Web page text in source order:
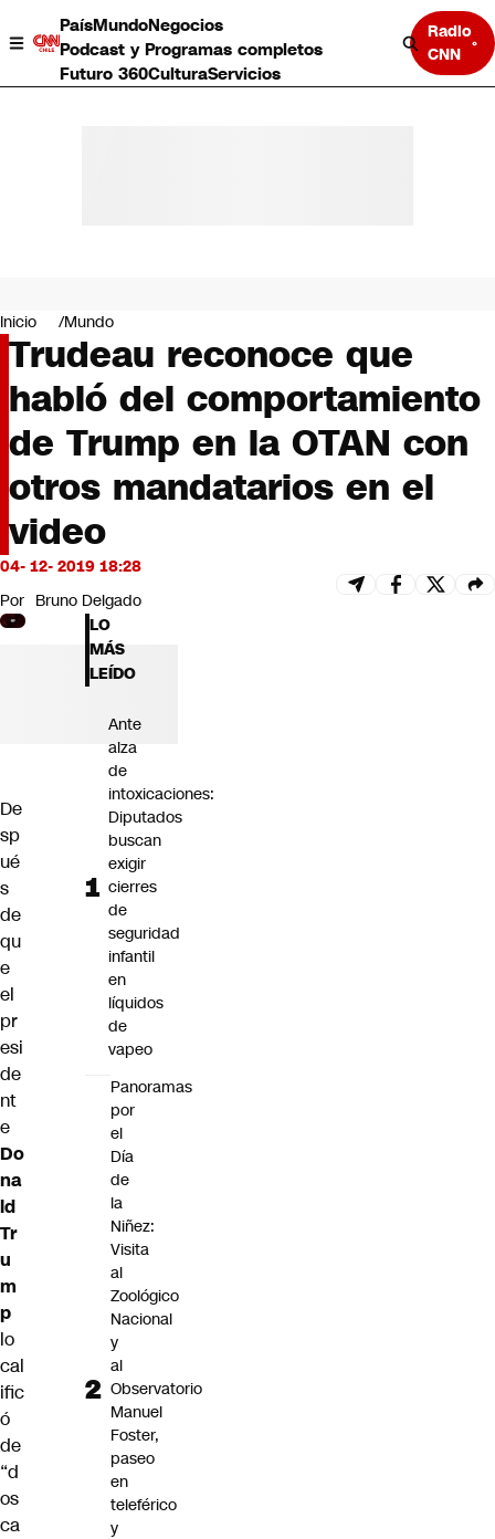
PaísMundoNegocios
Podcast y Programas completos
Futuro 360CulturaServicios
Radio
CNN
Negocios
Deportes
Programas completos
Cultura
Servicios
Bits
CNN tiempo
Futuro 360
Opinión
Inicio Mundo
Trudeau reconoce que
habló del comportamiento
de Trump en la OTAN con
otros mandatarios en el
video
04- 12- 2019 18:28
Por Bruno Delgado
De
sp
ué
s
de
qu
e
el
pr
esi
de
nt
e
Do
na
ld
Tr
u
m
p
lo
cal
ific
ó
de
“d
os
ca
LO
MÁS
LEÍDO
Ante
alza
de
intoxicaciones:
Diputados
buscan
exigir
cierres
de
seguridad
infantil
en
líquidos
de
vapeo
Panoramas
por
el
Día
de
la
Niñez:
Visita
al
Zoológico
Nacional
y
al
Observatorio
Manuel
Foster,
paseo
en
teleférico
y